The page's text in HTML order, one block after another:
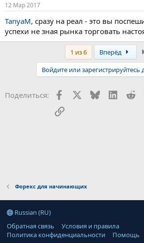
12 Мар 2017
TanyaM, сразу на реал - это вы
успехи не зная рынка торговать
1 из 6 Вперёд
Войдите или зарегистрируйтесь
Поделиться: Facebook Bluesky
Ссылка
Форекс для начинающих
Russian (RU)
Обратная связь
Условия и правила
Политика конфиденциальности
Помощь